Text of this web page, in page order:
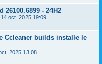
26100.6899 - 24H2
oct. 2025 19:09
Ccleaner builds installe le
2025 13:08